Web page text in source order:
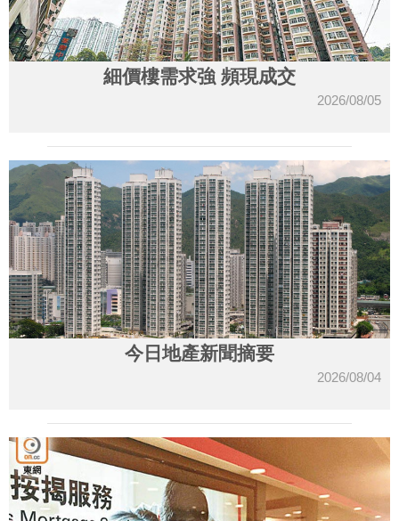
細價樓需求強 頻現成交
2026/08/05
今日地產新聞摘要
2026/08/04